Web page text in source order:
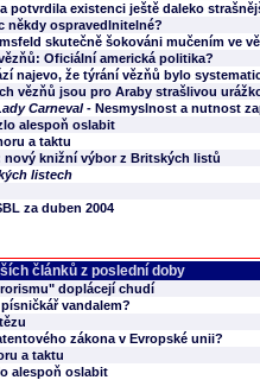
potvrdila existenci ještě daleko
někdy ospravedlnitelné?
skutečně šokováni mučením ve
Oficiální americká politika?
najevo, že týrání vězňů bylo
vězňů jsou pro Araby strašlivou
Carneval- Nesmyslnost a nutnost
alespoň oslabit
a taktu
nový knižní výbor z Britských listů
listech
za duben 2004
článků z poslední doby
doplácejí chudí
vandalem?
zákona v Evropské unii?
a taktu
alespoň oslabit